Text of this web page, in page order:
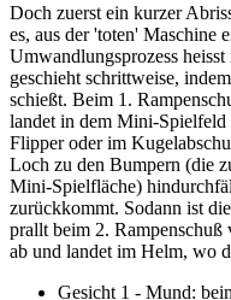
Doch zuerst ein kurzer
es, aus der 'toten' Maschine
Umwandlungsprozess
geschieht schrittweise,
schießt. Beim 1.
landet in dem Mini-Spielfeld
Flipper oder im
Loch zu den Bumpern (die
Mini-Spielfläche)
zurückkommt. Sodann ist
prallt beim 2.
ab und landet im Helm, wo
Gesicht 1 - Mund: